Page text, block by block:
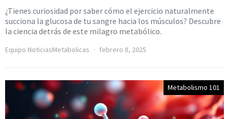
¿Tienes curiosidad por saber cómo el ejercicio naturalmente
succiona la glucosa de tu sangre hacia los músculos? Descubre
la ciencia detrás de este milagro metabólico.
Equipo NoticiasMetabolicas febrero 8, 2025
Metabolismo 101